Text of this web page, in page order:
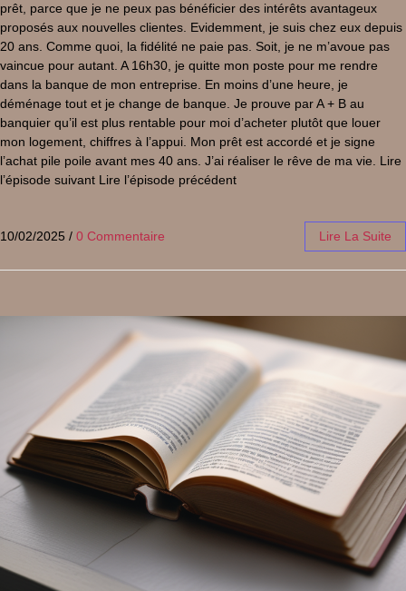
prêt, parce que je ne peux pas bénéficier des intérêts avantageux
proposés aux nouvelles clientes. Evidemment, je suis chez eux depuis
20 ans. Comme quoi, la fidélité ne paie pas. Soit, je ne m’avoue pas
vaincue pour autant. A 16h30, je quitte mon poste pour me rendre
dans la banque de mon entreprise. En moins d’une heure, je
déménage tout et je change de banque. Je prouve par A + B au
banquier qu’il est plus rentable pour moi d’acheter plutôt que louer
mon logement, chiffres à l’appui. Mon prêt est accordé et je signe
l’achat pile poile avant mes 40 ans. J’ai réaliser le rêve de ma vie. Lire
l’épisode suivant Lire l’épisode précédent
10/02/2025 / 0 Commentaire Lire La Suite